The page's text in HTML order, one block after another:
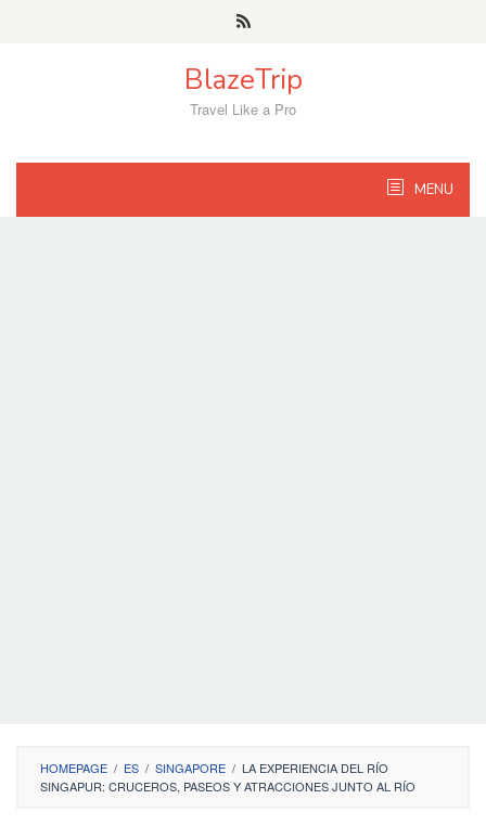
BlazeTrip
Travel Like a Pro
MENU
HOMEPAGE / ES / SINGAPORE / LA EXPERIENCIA DEL RÍO
SINGAPUR: CRUCEROS, PASEOS Y ATRACCIONES JUNTO AL RÍO